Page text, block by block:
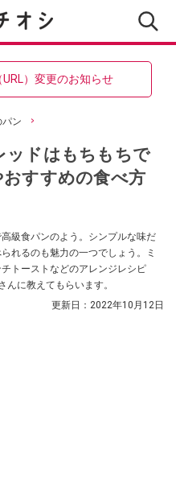
）変更のお知らせ
パン
ッドはもちもちで
すすめの食べ方
級食パンのよう。シンプルな味だ
れるのも魅力の一つでしょう。ミ
トーストなどのアレンジレシピ
に教えてもらいます。
更新日： 2022年10月12日